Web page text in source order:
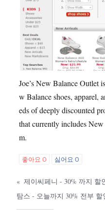
Joe’s New Balance Outlet
w Balance shoes, apparel,
eds of deeply discounted
that currently includes
m.
좋아요0 싫어요0
«
탐스 - 오늘까지 30% 전부 할